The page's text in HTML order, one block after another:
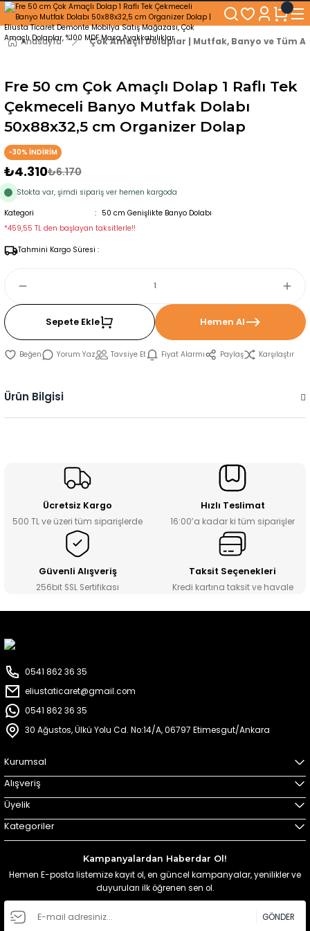
250₺ ve Üzeri Alışverişlerinizde KARGO BEDAVA!
5'er cm Aralıklarla 35 cm'den 100 cm'e kadar Genişliğe Sahip Dolaplar
% 100 Mdf Tekerlekli Masa ile Uzun Ömürlü ve Kolay Kullanım Konforu
Kaliteli hizmet, güvenli alışveriş ve satış sonrası destek
Anasayfa Çok Amaçlı Dolaplar | Mutfak, Banyo ve Tüm
Fre 50 cm Çok Amaçlı Dolap 1 Raflı Tek
Çekmeceli Banyo Mutfak Dolabı
50x88x32,5 cm Organizer Dolap
-30% İNDİRİM
₺4.310₺6.170
Stokta var, şimdi sipariş ver hemen kargoda
Kategori
50 cm Genişlikte Banyo Dolabı
*459,55 TL den başlayan taksitlerle!!
Tahmini Kargo Süresi :
Sepete Ekle Hemen Al
Yorum Yaz Tavsiye Et Fiyat Alarmı Paylaş Karşılaştır
Ürün Bilgisi
Ücretsiz Kargo
500 TL ve üzeri tüm siparişlerde
Hızlı Teslimat
16:00’a kadar ki tüm siparişler
Güvenli Alışveriş
256bit SSL Sertifikası
Taksit Seçenekleri
Kredi kartına taksit ve havale
0541 862 36 35
eliustaticaret@gmail.com
0541 862 36 35
30 Ağustos, Ülkü Yolu Cd. No:14/A, 06797 Etimesgut/Ankara
Kurumsal
Alışveriş
Üyelik
Kategoriler
Kampanyalardan Haberdar Ol!
Hemen E-posta listemize kayıt ol, en güncel kampanyalar, yenilikler ve
duyuruları ilk öğrenen sen ol.
GÖNDER